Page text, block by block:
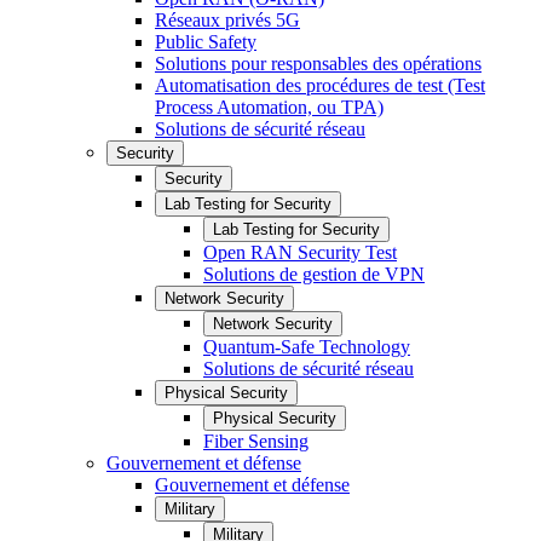
Réseaux privés 5G
Public Safety
Solutions pour responsables des opérations
Automatisation des procédures de test (Test
Process Automation, ou TPA)
Solutions de sécurité réseau
Security
Security
Lab Testing for Security
Lab Testing for Security
Open RAN Security Test
Solutions de gestion de VPN
Network Security
Network Security
Quantum-Safe Technology
Solutions de sécurité réseau
Physical Security
Physical Security
Fiber Sensing
Gouvernement et défense
Gouvernement et défense
Military
Military